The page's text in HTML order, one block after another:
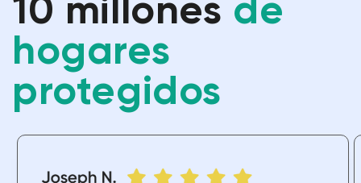
hogares
protegidos